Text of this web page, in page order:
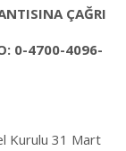
ÇAĞRI
0-4700-4096-
Kurulu 31 Mart